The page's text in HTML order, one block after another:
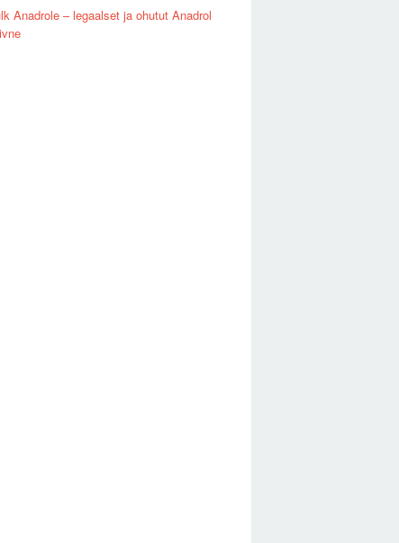
Anadrole – legaalset ja ohutut Anadrol